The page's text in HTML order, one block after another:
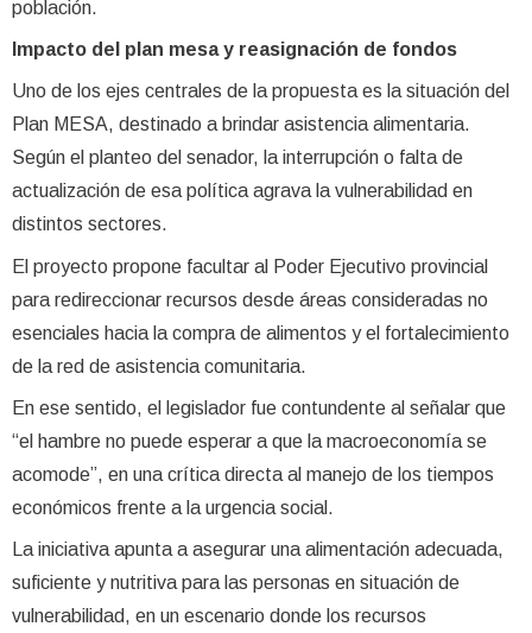
población.
Impacto del plan mesa y reasignación de fondos
Uno de los ejes centrales de la propuesta es la situación del
Plan MESA, destinado a brindar asistencia alimentaria.
Según el planteo del senador, la interrupción o falta de
actualización de esa política agrava la vulnerabilidad en
distintos sectores.
El proyecto propone facultar al Poder Ejecutivo provincial
para redireccionar recursos desde áreas consideradas no
esenciales hacia la compra de alimentos y el fortalecimiento
de la red de asistencia comunitaria.
En ese sentido, el legislador fue contundente al señalar que
“el hambre no puede esperar a que la macroeconomía se
acomode”, en una crítica directa al manejo de los tiempos
económicos frente a la urgencia social.
La iniciativa apunta a asegurar una alimentación adecuada,
suficiente y nutritiva para las personas en situación de
vulnerabilidad, en un escenario donde los recursos